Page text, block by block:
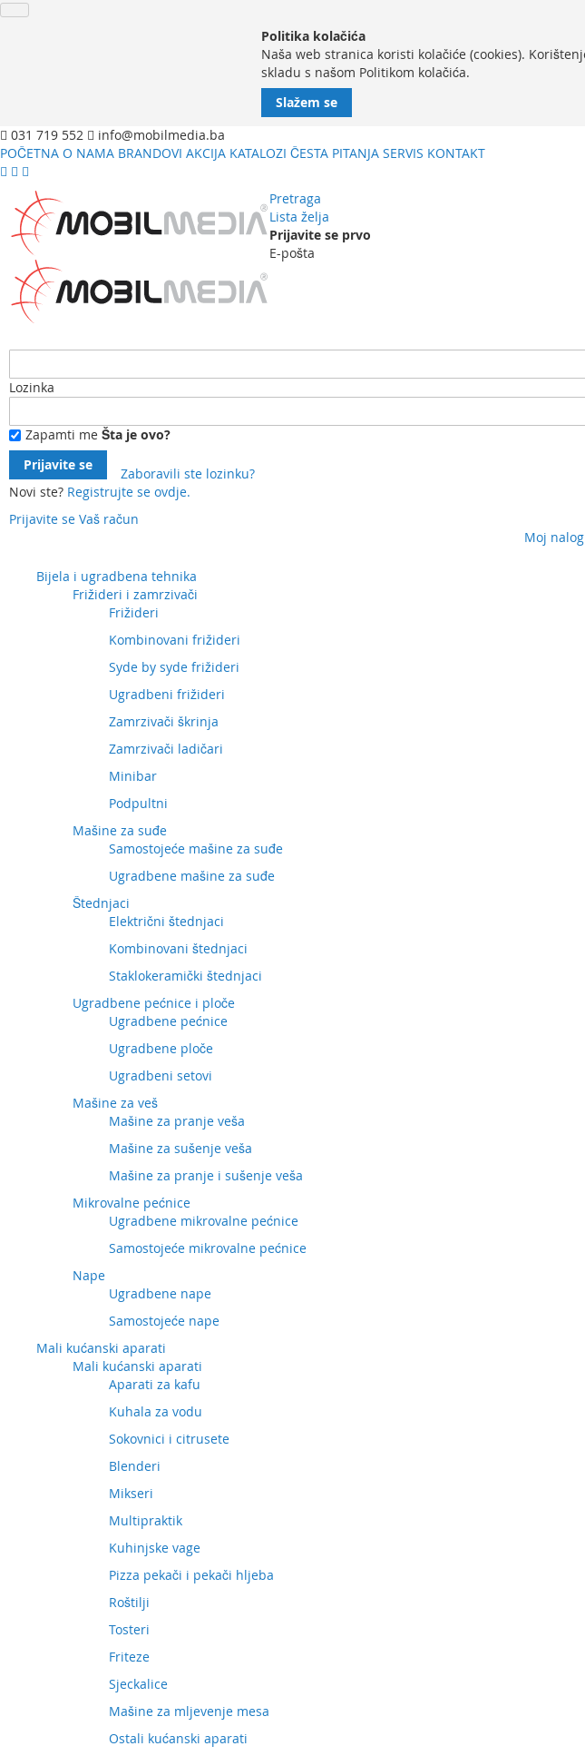
Politika kolačića
Naša web stranica koristi kolačiće (cookies).
skladu s našom Politikom kolačića.
Slažem se
031 719 552
info@mobilmedia.ba
POČETNA O NAMA BRANDOVI AKCIJA KATALOZI ČESTA PITANJA SERVIS KONTAKT
Pretraga
Lista želja
Prijavite se prvo
E-pošta
Lozinka
Zapamti me Šta je ovo?
Prijavite se
Zaboravili ste lozinku?
Novi ste? Registrujte se ovdje.
Prijavite se Vaš račun
Moj nalog
sadržajBijela i ugradbena tehnika
Frižideri i zamrzivači
Frižideri
Kombinovani frižideri
Syde by syde frižideri
Ugradbeni frižideri
Zamrzivači škrinja
Zamrzivači ladičari
Minibar
Podpultni
Mašine za suđe
Samostojeće mašine za suđe
Ugradbene mašine za suđe
Štednjaci
Električni štednjaci
Kombinovani štednjaci
Staklokeramički štednjaci
Ugradbene pećnice i ploče
Ugradbene pećnice
Ugradbene ploče
Ugradbeni setovi
Mašine za veš
Mašine za pranje veša
Mašine za sušenje veša
Mašine za pranje i sušenje veša
Mikrovalne pećnice
Ugradbene mikrovalne pećnice
Samostojeće mikrovalne pećnice
Nape
Ugradbene nape
Samostojeće nape
Mali kućanski aparati
Mali kućanski aparati
Aparati za kafu
Kuhala za vodu
Sokovnici i citrusete
Blenderi
Mikseri
Multipraktik
Kuhinjske vage
Pizza pekači i pekači hljeba
Roštilji
Tosteri
Friteze
Sjeckalice
Mašine za mljevenje mesa
Ostali kućanski aparati